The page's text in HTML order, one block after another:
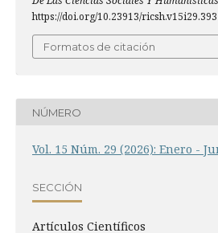
https://doi.org/10.23913/ricsh.v15i29.393
Formatos de citación
NÚMERO
Vol. 15 Núm. 29 (2026): Enero -
SECCIÓN
Artí­culos Científicos